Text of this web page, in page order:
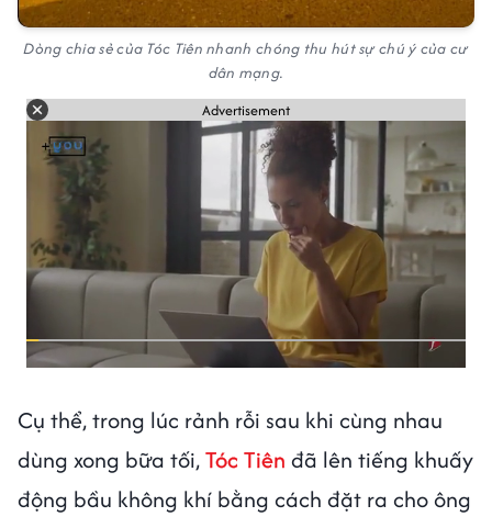
Dòng chia sẻ của Tóc Tiên nhanh chóng thu hút sự chú ý của cư
dân mạng.
Advertisement
Cụ thể, trong lúc rảnh rỗi sau khi cùng nhau
dùng xong bữa tối,Tóc Tiên đã lên tiếng khuấy
động bầu không khí bằng cách đặt ra cho ông